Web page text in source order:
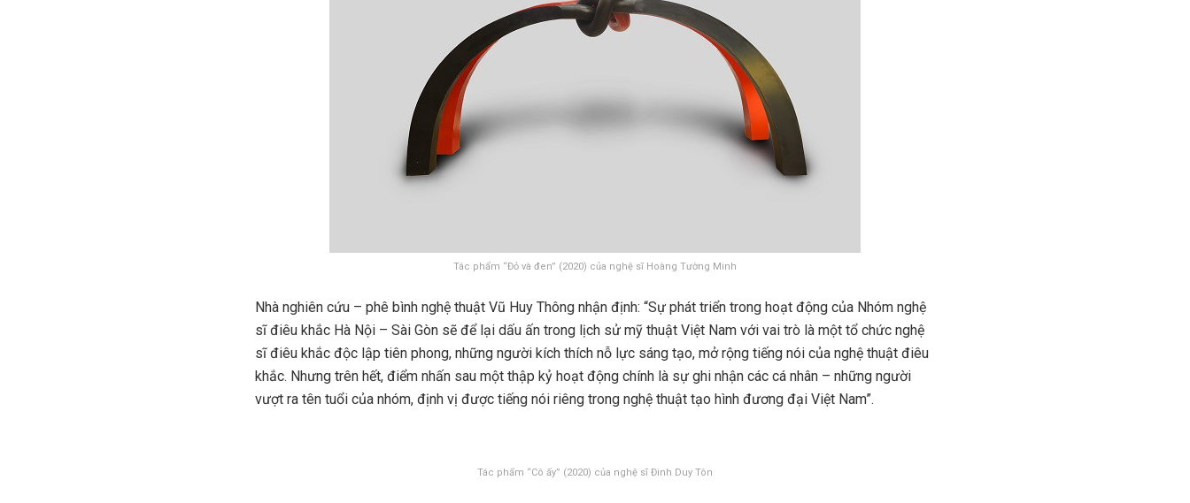
Tác phẩm “Đỏ và đen” (2020) của nghệ sĩ Hoàng Tường Minh
Nhà nghiên cứu – phê bình nghệ thuật Vũ Huy Thông nhận định: “Sự phát triển trong hoạt động của Nhóm nghệ
sĩ điêu khắc Hà Nội – Sài Gòn sẽ để lại dấu ấn trong lịch sử mỹ thuật Việt Nam với vai trò là một tổ chức nghệ
sĩ điêu khắc độc lập tiên phong, những người kích thích nỗ lực sáng tạo, mở rộng tiếng nói của nghệ thuật điêu
khắc. Nhưng trên hết, điểm nhấn sau một thập kỷ hoạt động chính là sự ghi nhận các cá nhân – những người
vượt ra tên tuổi của nhóm, định vị được tiếng nói riêng trong nghệ thuật tạo hình đương đại Việt Nam”.
Tác phẩm “Cô ấy” (2020) của nghệ sĩ Đinh Duy Tôn